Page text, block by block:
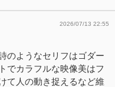
2026/07/13 22:55
のようなセリフはゴダー
でカラフルな映像美はフ
て人の動き捉えるなど維